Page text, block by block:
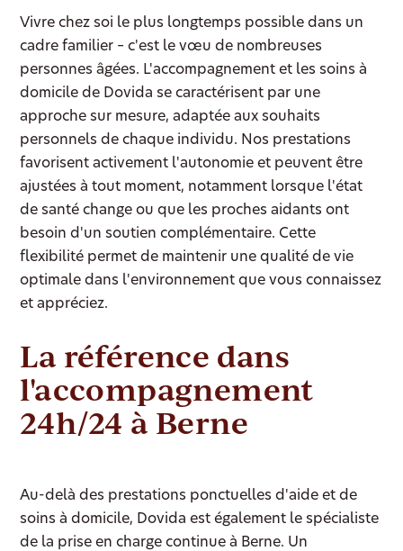
Vivre chez soi le plus longtemps possible dans un
cadre familier – c'est le vœu de nombreuses
personnes âgées. L'accompagnement et les soins à
domicile de Dovida se caractérisent par une
approche sur mesure, adaptée aux souhaits
personnels de chaque individu. Nos prestations
favorisent activement l'autonomie et peuvent être
ajustées à tout moment, notamment lorsque l'état
de santé change ou que les proches aidants ont
besoin d'un soutien complémentaire. Cette
flexibilité permet de maintenir une qualité de vie
optimale dans l'environnement que vous connaissez
et appréciez.
La référence dans
l'accompagnement
24h/24 à Berne
Au-delà des prestations ponctuelles d'aide et de
soins à domicile, Dovida est également le spécialiste
de la prise en charge continue à Berne. Un